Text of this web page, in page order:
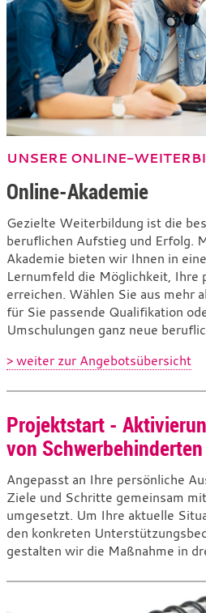
UNSERE ONLINE-
Online-Akademie
Gezielte Weiterbildung ist die
beruflichen Aufstieg und Erfolg.
Akademie bieten wir Ihnen in
Lernumfeld die Möglichkeit, Ihre
erreichen. Wählen Sie aus mehr
für Sie passende Qualifikation
Umschulungen ganz neue
> weiter zur Angebotsübersicht
Projektstart -
von Schwerbehinderten
Angepasst an Ihre persönliche
Ziele und Schritte gemeinsam
umgesetzt. Um Ihre aktuelle
den konkreten
gestalten wir die Maßnahme in